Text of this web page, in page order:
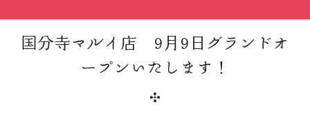
国分寺マルイ店 9月9日グランドオ
ープンいたします！